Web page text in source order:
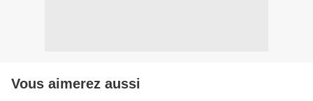
Vous aimerez aussi